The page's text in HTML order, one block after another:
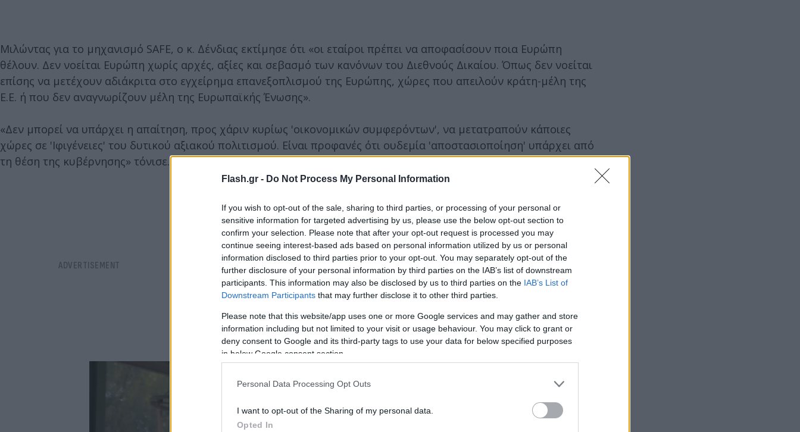
Flash.gr - Do Not Process My Personal Information
If you wish to opt-out of the sale, sharing to third parties, or processing of your personal or
sensitive information for targeted advertising by us, please use the below opt-out section to
confirm your selection. Please note that after your opt-out request is processed you may
continue seeing interest-based ads based on personal information utilized by us or personal
information disclosed to third parties prior to your opt-out. You may separately opt-out of the
further disclosure of your personal information by third parties on the IAB’s list of downstream
participants. This information may also be disclosed by us to third parties on the IAB’s List of
Downstream Participants that may further disclose it to other third parties.
Please note that this website/app uses one or more Google services and may gather and store
information including but not limited to your visit or usage behaviour. You may click to grant or
deny consent to Google and its third-party tags to use your data for below specified purposes
in below Google consent section.
Personal Data Processing Opt Outs
I want to opt-out of the Sharing of my personal data.
Opted In
Μιλώντας για το μηχανισμό SAFE, ο κ. Δένδιας εκτίμησε ότι «οι εταίροι πρέπει να αποφασίσουν ποια Ευρώπη
θέλουν. Δεν νοείται Ευρώπη χωρίς αρχές, αξίες και σεβασμό των κανόνων του Διεθνούς Δικαίου. Όπως δεν νοείται
επίσης να μετέχουν αδιάκριτα στο εγχείρημα επανεξοπλισμού της Ευρώπης, χώρες που απειλούν κράτη-μέλη της
Ε.Ε. ή που δεν αναγνωρίζουν μέλη της Ευρωπαϊκής Ένωσης».
«Δεν μπορεί να υπάρχει η απαίτηση, προς χάριν κυρίως 'οικονομικών συμφερόντων', να μετατραπούν κάποιες
χώρες σε 'Ιφιγένειες' του δυτικού αξιακού πολιτισμού. Είναι προφανές ότι ουδεμία 'αποστασιοποίηση' υπάρχει από
τη θέση της κυβέρνησης» τόνισε.